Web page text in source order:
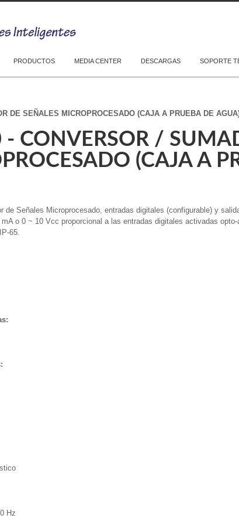
PRODUCTOS MEDIA CENTER DESCARGAS SOPORTE
DE SEÑALES MICROPROCESADO (CAJA A PRUEBA DE
- CONVERSOR /
(CAJA A
de Señales Microprocesado, entradas digitales (configurable) y
o 0 ~ 10 Vcc proporcional a las entradas digitales activadas opto-
65.
Hz